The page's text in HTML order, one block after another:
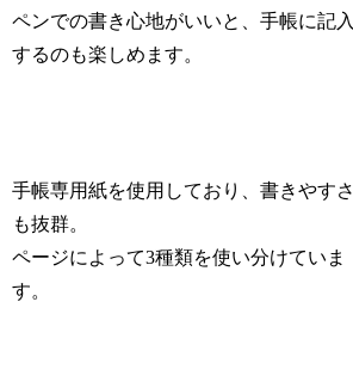
ペンでの書き心地がいいと、手帳に記入
するのも楽しめます。
手帳専用紙を使用しており、書きやすさ
も抜群。
ページによって3種類を使い分けていま
す。